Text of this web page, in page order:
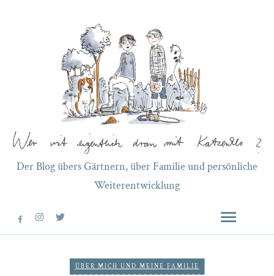
Der Blog übers Gärtnern, über Familie und persönliche
Weiterentwicklung
ÜBER MICH UND MEINE FAMILIE